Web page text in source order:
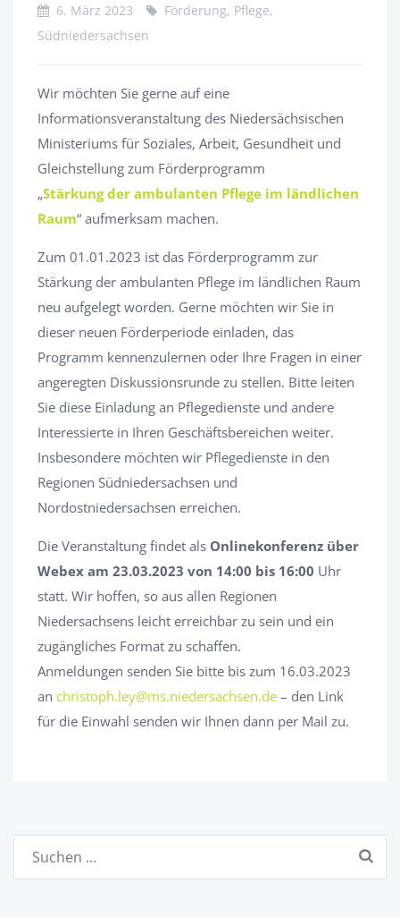
6. März 2023
Förderung, Pflege,
Südniedersachsen
Wir möchten Sie gerne auf eine
Informationsveranstaltung des Niedersächsischen
Ministeriums für Soziales, Arbeit, Gesundheit und
Gleichstellung zum Förderprogramm
„Stärkung der ambulanten Pflege im ländlichen
Raum“ aufmerksam machen.
Zum 01.01.2023 ist das Förderprogramm zur
Stärkung der ambulanten Pflege im ländlichen Raum
neu aufgelegt worden. Gerne möchten wir Sie in
dieser neuen Förderperiode einladen, das
Programm kennenzulernen oder Ihre Fragen in einer
angeregten Diskussionsrunde zu stellen. Bitte leiten
Sie diese Einladung an Pflegedienste und andere
Interessierte in Ihren Geschäftsbereichen weiter.
Insbesondere möchten wir Pflegedienste in den
Regionen Südniedersachsen und
Nordostniedersachsen erreichen.
Die Veranstaltung findet als Onlinekonferenz über
Webex am 23.03.2023 von 14:00 bis 16:00 Uhr
statt. Wir hoffen, so aus allen Regionen
Niedersachsens leicht erreichbar zu sein und ein
zugängliches Format zu schaffen.
Anmeldungen senden Sie bitte bis zum 16.03.2023
an christoph.ley@ms.niedersachsen.de – den Link
für die Einwahl senden wir Ihnen dann per Mail zu.